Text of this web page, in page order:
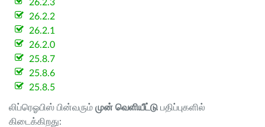
26.2.3
26.2.2
26.2.1
26.2.0
25.8.7
25.8.6
25.8.5
லிப்ரெஓபிஸ் பின்வரும் முன் வெளியீட்டு பதிப்புகளில்
கிடைக்கிறது: